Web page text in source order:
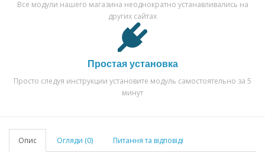
Все модули нашего магазина неоднократно устанавливались на
других сайтах
Простая установка
Просто следуя инструкции установите модуль самостоятельно за 5
минут
Опис Огляди (0) Питання та відповіді